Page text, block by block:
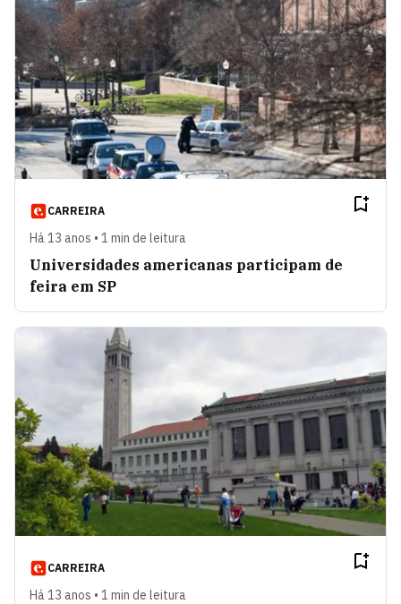
CARREIRA
Há 13 anos • 1 min de leitura
Universidades americanas participam de
feira em SP
CARREIRA
Há 13 anos • 1 min de leitura